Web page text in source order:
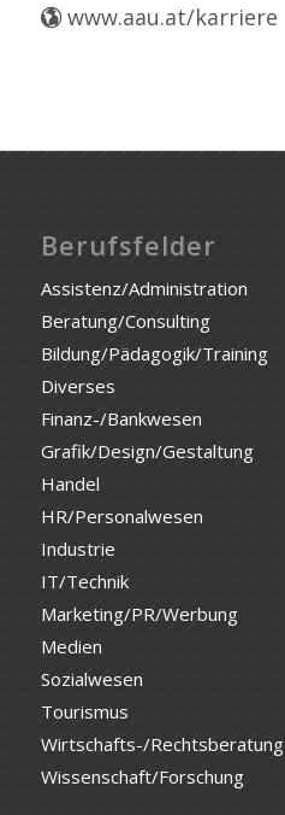
www.aau.at/karriere
Berufsfelder
Assistenz/Administration
Beratung/Consulting
Bildung/Pädagogik/Training
Diverses
Finanz-/Bankwesen
Grafik/Design/Gestaltung
Handel
HR/Personalwesen
Industrie
IT/Technik
Marketing/PR/Werbung
Medien
Sozialwesen
Tourismus
Wirtschafts-/Rechtsberatung
Wissenschaft/Forschung